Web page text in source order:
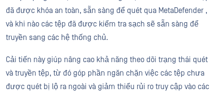
đã được khóa an toàn, sẵn sàng để quét qua MetaDefender ,
và khi nào các tệp đã được kiểm tra sạch sẽ sẵn sàng để
truyền sang các hệ thống chủ.
Cải tiến này giúp nâng cao khả năng theo dõi trạng thái quét
và truyền tệp, từ đó góp phần ngăn chặn việc các tệp chưa
được quét bị lộ ra ngoài và giảm thiểu rủi ro truy cập vào các